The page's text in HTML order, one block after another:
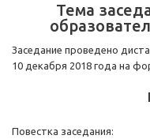
Тема
Заседание проведено
10 декабря 2018 года на
Повестка заседания: